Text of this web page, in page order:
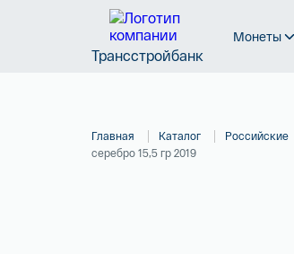
Трансстройбанк
Монеты
Главная Каталог Российские
серебро 15,5 гр 2019